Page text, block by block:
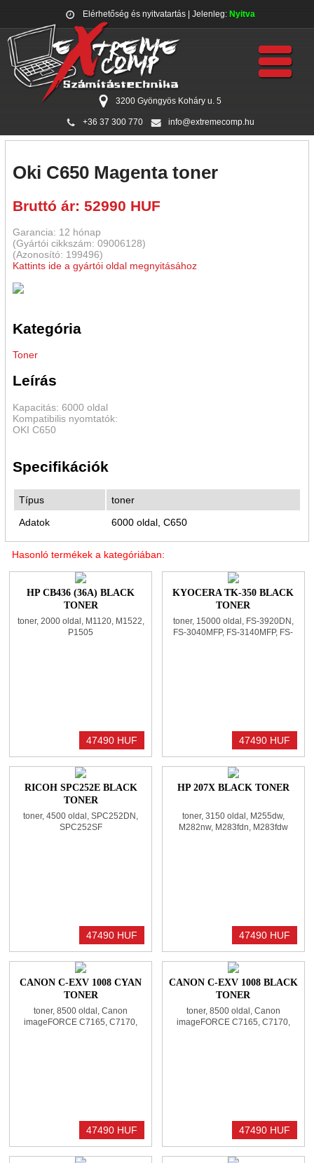
Elérhetőség és nyitvatartás| Jelenleg: Nyitva
3200 Gyöngyös Koháry u. 5
+36 37 300 770 info@extremecomp.hu
Oki C650 Magenta toner
Bruttó ár: 52990 HUF
Garancia: 12 hónap
(Gyártói cikkszám: 09006128)
(Azonosító: 199496)
Kattints ide a gyártói oldal megnyitásához
Kategória
Toner
Leírás
Kapacitás: 6000 oldal
Kompatibilis nyomtatók:
OKI C650
Specifikációk
Típus
toner
Adatok
6000 oldal, C650
Hasonló termékek a kategóriában:
HP CB436 (36A) BLACK
TONER
toner, 2000 oldal, M1120, M1522,
P1505
47490 HUF
KYOCERA TK-350 BLACK
TONER
toner, 15000 oldal, FS-3920DN,
FS-3040MFP, FS-3140MFP, FS-
47490 HUF
RICOH SPC252E BLACK
TONER
toner, 4500 oldal, SPC252DN,
SPC252SF
47490 HUF
HP 207X BLACK TONER
toner, 3150 oldal, M255dw,
M282nw, M283fdn, M283fdw
47490 HUF
CANON C-EXV 1008 CYAN
TONER
toner, 8500 oldal, Canon
imageFORCE C7165, C7170,
47490 HUF
CANON C-EXV 1008 BLACK
TONER
toner, 8500 oldal, Canon
imageFORCE C7165, C7170,
47490 HUF